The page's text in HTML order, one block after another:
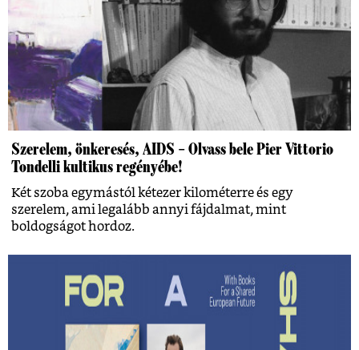
Szerelem, önkeresés, AIDS – Olvass bele Pier Vittorio
Tondelli kultikus regényébe!
Két szoba egymástól kétezer kilométerre és egy
szerelem, ami legalább annyi fájdalmat, mint
boldogságot hordoz.